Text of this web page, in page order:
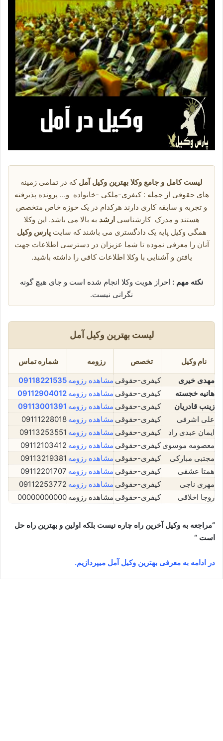
لیست کامل و جامع وکلا بهترین وکیل آملکه در تمامی زمینه
های حقوقی از جمله : کیفری-ملکی -خانواده و… پرونده پذیرفته
و تجربه و سابقه کاری دارند هرکدام در یک حوزه خاص متخصص
هستند و مدرک کارشناسی ارشد به بالا می باشد. این وکلا
همگی وکیل پایه یک دادگستری می باشند که سایت پارس وکیل
آنان را معرفی نموده تا شما عزیزان در دسترسی اطلاعات جهت
یافتن و آشنایی با وکلا اطلاعات کافی را داشته باشید.
نکته مهم : احراز هویت وکلا انجام شده است و جای هیچ گونه
نگرانی نیست.
لیست بهترین وکیل آمل
نام وکیل تخصص رزومه
شماره تماس
مهدی خیری
کیفری-حقوقی مشاهده رزومه 09118221535
هانیه خجسته
کیفری-حقوقی مشاهده رزومه 09112904012
زینب قادریان
کیفری-حقوقی مشاهده رزومه 09113001391
علی اشرفی
کیفری-حقوقی مشاهده رزومه 09111228018
ایمان عبدی راد
کیفری-حقوقی مشاهده رزومه 09113253551
معصومه موسوی کیفری-حقوقی مشاهده رزومه 09112103412
مجتبی مبارکی
کیفری-حقوقی مشاهده رزومه 09113219381
همتا عشقی
کیفری-حقوقی مشاهده رزومه 09112201707
مهری ناجی
کیفری-حقوقی مشاهده رزومه 09112253772
روجا اخلاقی
کیفری-حقوقی مشاهده رزومه 00000000000
“مراجعه به وکیل آخرین راه چاره نیست بلکه اولین و بهترین راه حل
است “
در ادامه به معرفی بهترین وکیل آمل میپردازیم.